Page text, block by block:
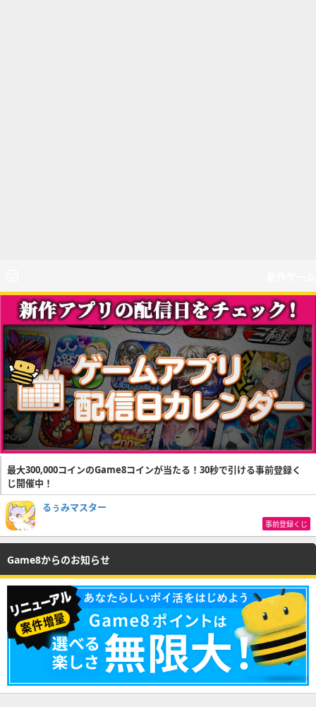
最大300,000コインのGame8コインが当たる！30秒で引ける事前登録く
じ開催中！
るぅみマスター
事前登録くじ
Game8からのお知らせ